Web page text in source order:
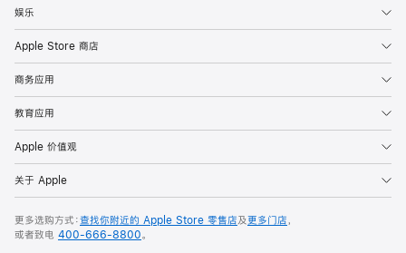
加
尼
库
比
提
娱乐
Apple Store 商店
商务应用
教育应用
Apple 价值观
关于 Apple
更多选购方式：查找你附近的 Apple Store 零售店及更多门店，
或者致电 400-666-8800。